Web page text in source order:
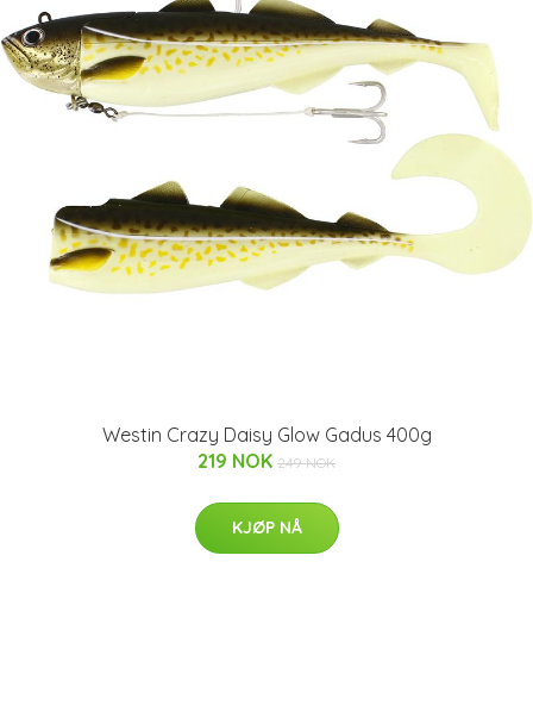
Westin Crazy Daisy Glow Gadus 400g
219 NOK 249 NOK
KJØP NÅ